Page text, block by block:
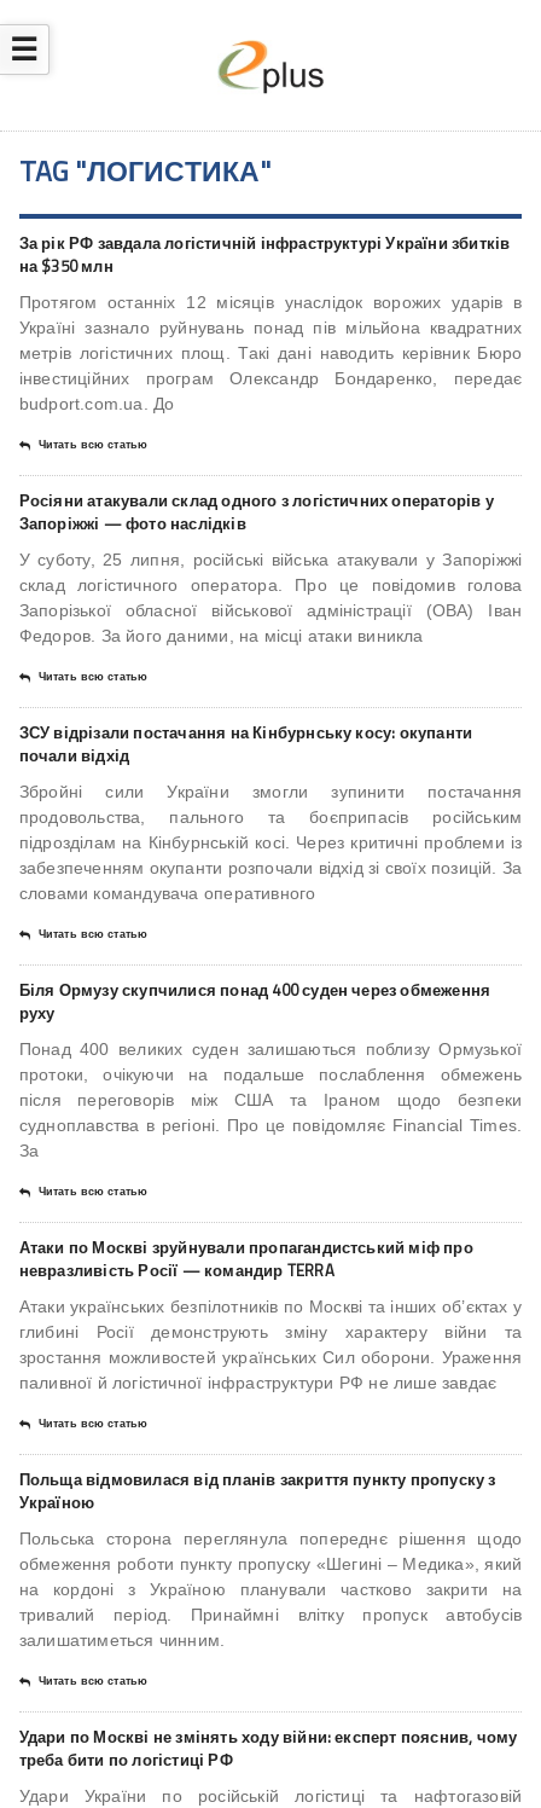
☰
TAG "ЛОГИСТИКА"
За рік РФ завдала логістичній інфраструктурі України збитків
на $350 млн
Протягом останніх 12 місяців унаслідок ворожих ударів в
Україні зазнало руйнувань понад пів мільйона квадратних
метрів логістичних площ. Такі дані наводить керівник Бюро
інвестиційних програм Олександр Бондаренко, передає
budport.com.ua. До
Читать всю статью
Росіяни атакували склад одного з логістичних операторів у
Запоріжжі — фото наслідків
У суботу, 25 липня, російські війська атакували у Запоріжжі
склад логістичного оператора. Про це повідомив голова
Запорізької обласної військової адміністрації (ОВА) Іван
Федоров. За його даними, на місці атаки виникла
Читать всю статью
ЗСУ відрізали постачання на Кінбурнську косу: окупанти
почали відхід
Збройні сили України змогли зупинити постачання
продовольства, пального та боєприпасів російським
підрозділам на Кінбурнській косі. Через критичні проблеми із
забезпеченням окупанти розпочали відхід зі своїх позицій. За
словами командувача оперативного
Читать всю статью
Біля Ормузу скупчилися понад 400 суден через обмеження
руху
Понад 400 великих суден залишаються поблизу Ормузької
протоки, очікуючи на подальше послаблення обмежень
після переговорів між США та Іраном щодо безпеки
судноплавства в регіоні. Про це повідомляє Financial Times.
За
Читать всю статью
Атаки по Москві зруйнували пропагандистський міф про
невразливість Росії — командир TERRA
Атаки українських безпілотників по Москві та інших об’єктах у
глибині Росії демонструють зміну характеру війни та
зростання можливостей українських Сил оборони. Ураження
паливної й логістичної інфраструктури РФ не лише завдає
Читать всю статью
Польща відмовилася від планів закриття пункту пропуску з
Україною
Польська сторона переглянула попереднє рішення щодо
обмеження роботи пункту пропуску «Шегині – Медика», який
на кордоні з Україною планували частково закрити на
тривалий період. Принаймні влітку пропуск автобусів
залишатиметься чинним.
Читать всю статью
Удари по Москві не змінять ходу війни: експерт пояснив, чому
треба бити по логістиці РФ
Удари України по російській логістиці та нафтогазовій